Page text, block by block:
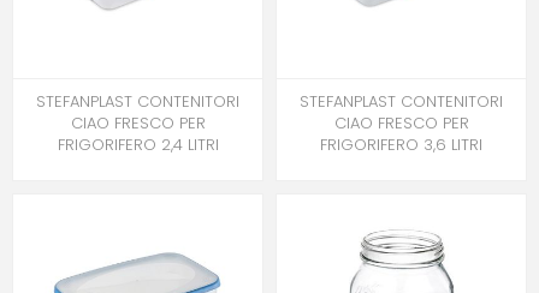
STEFANPLAST CONTENITORI
CIAO FRESCO PER
FRIGORIFERO 2,4 LITRI
STEFANPLAST CONTENITORI
CIAO FRESCO PER
FRIGORIFERO 3,6 LITRI